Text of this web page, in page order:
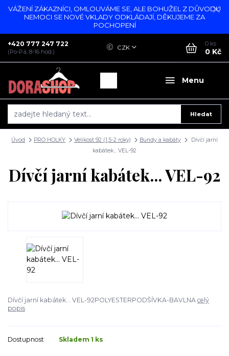
VÁŽENÍ ZÁKAZNÍCI, OMLOUVÁME SE, ALE BOHUŽEL Z DŮVODU
NEMOCI SE NOVÉ VKLADY ODKLÁDAJÍ, DĚKUJEME ZA
POCHOPENÍ
Menu
CZK
Hledat
+420 777 247 722
(Po-Pá, 8-16 hod.)
0 ks
0 Kč
Úvod PRO HOLKY Velikost 92 (1,5-2 roky) Bundy a kabáty
Dívčí jarní
kabátek... VEL-92
Dívčí jarní kabátek... VEL-92
Dívčí jarní kabátek... VEL-92POLYESTERPODŠÍVKA-BAVLNA celý
popis
Dostupnost Skladem 1 ks